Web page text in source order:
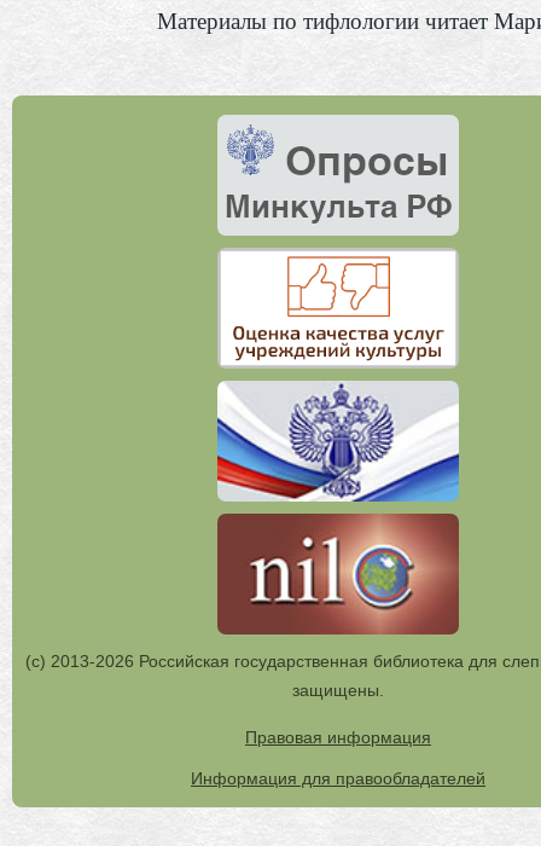
Материалы по тифлологии читает
(с) 2013-2026 Российская государственная библиотека для
защищены.
Правовая информация
Информация для правообладателей